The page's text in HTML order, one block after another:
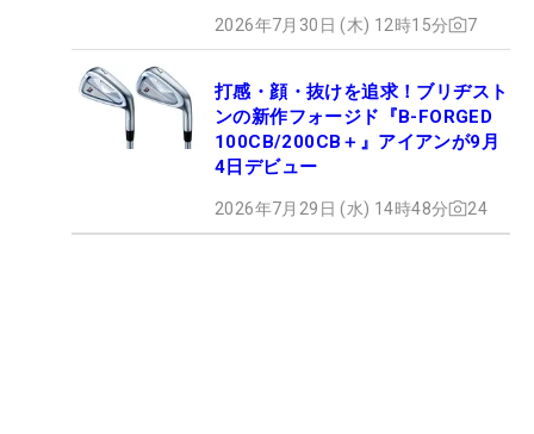
2026年7月30日 (木) 12時15分 7
打感・顔・抜けを追求！ブリヂスト
ンの新作フォージド『B-FORGED
100CB/200CB＋』アイアンが9月
4日デビュー
2026年7月29日 (水) 14時48分 24